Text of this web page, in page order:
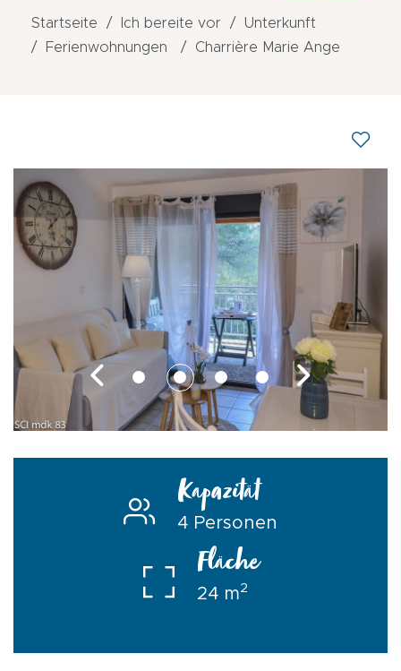
Startseite Ich bereite vor
Unterkunft
Ferienwohnungen
Charrière Marie Ange
Kapazität
4 Personen
Fläche
24 m2